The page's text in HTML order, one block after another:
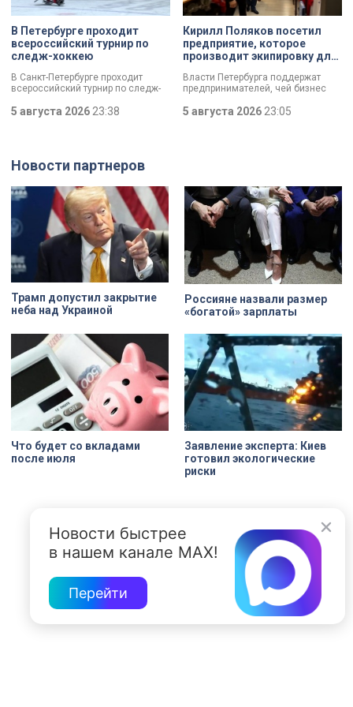
В Петербурге проходит
всероссийский турнир по
следж-хоккею
В Санкт-Петербурге проходит
всероссийский турнир по следж-
только медали, но и возможность
5 августа 202623:38
Кирилл Поляков посетил
предприятие, которое
производит экипировку для
Власти Петербурга поддержат
предпринимателей, чей бизнес
складах маркетплейсов.
пострадавших предприятий.
Компания шьет экипировку для
спортсменов и крупных
корпораций. Производитель
спортивной одежды потерял товар
почти на 10 миллионов рублей.
5 августа 202623:05
Новости партнеров
Трамп допустил закрытие
неба над Украиной
Россияне назвали размер
«богатой» зарплаты
Что будет со вкладами
после июля
Заявление эксперта: Киев
готовил экологические
риски
Новости быстрее
в нашем канале MAX!
Перейти